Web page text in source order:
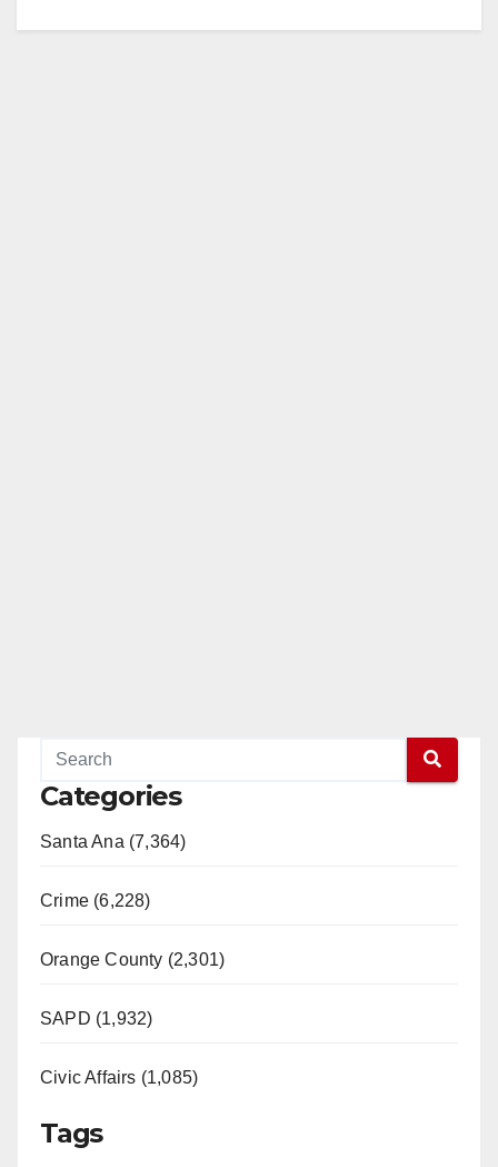
Categories
Santa Ana (7,364)
Crime (6,228)
Orange County (2,301)
SAPD (1,932)
Civic Affairs (1,085)
Tags